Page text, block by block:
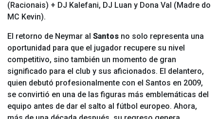
(Racionais) + DJ Kalefani, DJ Luan y Dona Val (Madre do
MC Kevin).
El retorno de Neymar al Santos no solo representa una
oportunidad para que el jugador recupere su nivel
competitivo, sino también un momento de gran
significado para el club y sus aficionados. El delantero,
quien debutó profesionalmente con el Santos en 2009,
se convirtió en una de las figuras más emblemáticas del
equipo antes de dar el salto al fútbol europeo. Ahora,